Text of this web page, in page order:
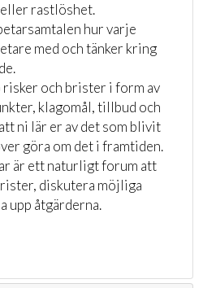
rastlöshet.
hur varje
med och tänker kring
risker och brister i form av
klagomål, tillbud och
ni lär er av det som blivit
göra om det i framtiden.
är ett naturligt forum att
diskutera möjliga
upp åtgärderna.